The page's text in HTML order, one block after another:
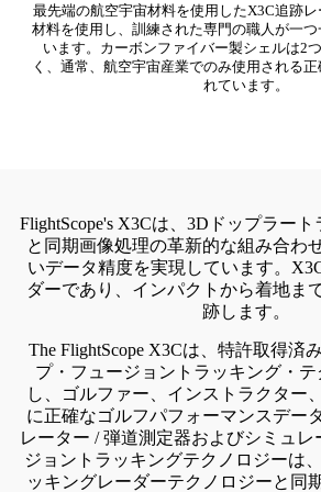
最先端の航空宇宙材料を使用したX3C追跡
材料を使用し、訓練された専門の職人が一
います。カーボンファイバー製シェルは2
く、通常、航空宇宙産業でのみ使用される
れています。
FlightScope's X3Cは、3Dドップラー
と同期画像処理の革新的な組み合わ
いデータ精度を実現しています。
ダーであり、インパクトから着地ま
跡します。
The FlightScope X3Cは、特許取得済
プ・フュージョントラッキング・テ
し、ゴルファー、インストラクター
に正確なゴルフパフォーマンスデー
レーター / 弾道測定器およびシミュ
ジョントラッキングテクノロジーは
ッキングレーダーテクノロジーと同